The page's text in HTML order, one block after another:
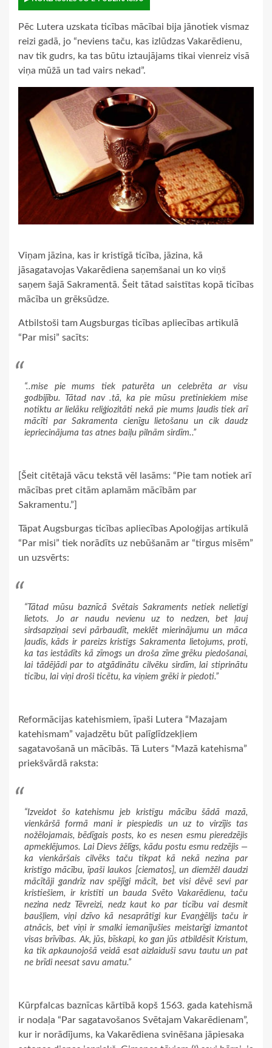
Pēc Lutera uzskata ticības mācībai bija jānotiek vismaz
reizi gadā, jo “neviens taču, kas izlūdzas Vakarēdienu,
nav tik gudrs, ka tas būtu iztaujājams tikai vienreiz visā
viņa mūžā un tad vairs nekad”.
Viņam jāzina, kas ir kristīgā ticība, jāzina, kā
jāsagatavojas Vakarēdiena saņemšanai un ko viņš
saņem šajā Sakramentā. Šeit tātad saistītas kopā ticības
mācība un grēksūdze.
Atbilstoši tam Augsburgas ticības apliecības artikulā
“Par misi” sacīts:
“..mise pie mums tiek paturēta un celebrēta ar visu
godbijību. Tātad nav .tā, ka pie mūsu pretiniekiem mise
notiktu ar lielāku reliģiozitāti nekā pie mums ļaudis tiek arī
mācīti par Sakramenta cienīgu lietošanu un cik daudz
iepriecinājuma tas atnes baiļu pilnām sirdīm..”
[Šeit citētajā vācu tekstā vēl lasāms: “Pie tam notiek arī
mācības pret citām aplamām mācībām par
Sakramentu.”]
Tāpat Augsburgas ticības apliecības Apoloģijas artikulā
“Par misi” tiek norādīts uz nebūšanām ar “tirgus misēm”
un uzsvērts:
“Tātad mūsu baznīcā Svētais Sakraments netiek nelietīgi
lietots. Jo ar naudu nevienu uz to nedzen, bet ļauj
sirdsapziņai sevi pārbaudīt, meklēt mierinājumu un māca
ļaudis, kāds ir pareizs kristīgs Sakramenta lietojums, proti,
ka tas iestādīts kā zīmogs un droša zīme grēku piedošanai,
lai tādējādi par to atgādinātu cilvēku sirdīm, lai stiprinātu
ticību, lai viņi droši ticētu, ka viņiem grēki ir piedoti.”
Reformācijas katehismiem, īpaši Lutera “Mazajam
katehismam” vajadzētu būt palīglīdzekļiem
sagatavošanā un mācībās. Tā Luters “Mazā katehisma”
priekšvārdā raksta:
“Izveidot šo katehismu jeb kristīgu mācību šādā mazā,
vienkāršā formā mani ir piespiedis un uz to virzījis tas
nožēlojamais, bēdīgais posts, ko es nesen esmu pieredzējis
apmeklējumos. Lai Dievs žēlīgs, kādu postu esmu redzējis —
ka vienkāršais cilvēks taču tikpat kā nekā nezina par
kristīgo mācību, īpaši laukos [ciematos], un diemžēl daudzi
mācītāji gandrīz nav spējīgi mācīt, bet visi dēvē sevi par
kristiešiem, ir kristīti un bauda Svēto Vakarēdienu, taču
nezina nedz Tēvreizi, nedz kaut ko par ticību vai desmit
baušļiem, viņi dzīvo kā nesaprātīgi kur Evaņģēlijs taču ir
atnācis, bet viņi ir smalki iemanījušies meistarīgi izmantot
visas brīvības. Ak, jūs, bīskapi, ko gan jūs atbildēsit Kristum,
ka tik apkaunojošā veidā esat aizlaiduši savu tautu un pat
ne brīdi neesat savu amatu.”
Kūrpfalcas baznīcas kārtībā kopš 1563. gada katehismā
ir nodaļa “Par sagatavošanos Svētajam Vakarēdienam”,
kur ir norādījums, ka Vakarēdiena svinēšana jāpiesaka